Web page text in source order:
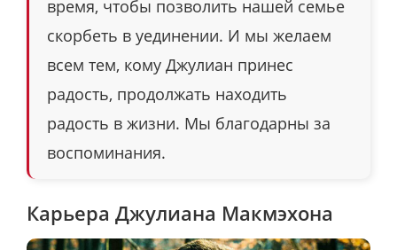
время, чтобы позволить нашей семье
скорбеть в уединении. И мы желаем
всем тем, кому Джулиан принес
радость, продолжать находить
радость в жизни. Мы благодарны за
воспоминания.
Карьера Джулиана Макмэхона